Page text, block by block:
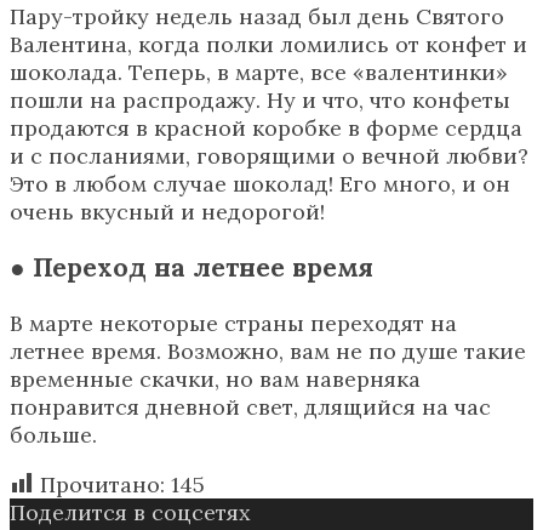
Пару-тройку недель назад был день Святого
Валентина, когда полки ломились от конфет и
шоколада. Теперь, в марте, все «валентинки»
пошли на распродажу. Ну и что, что конфеты
продаются в красной коробке в форме сердца
и с посланиями, говорящими о вечной любви?
Это в любом случае шоколад! Его много, и он
очень вкусный и недорогой!
● Переход на летнее время
В марте некоторые страны переходят на
летнее время. Возможно, вам не по душе такие
временные скачки, но вам наверняка
понравится дневной свет, длящийся на час
больше.
Прочитано: 145
Поделится в соцсетях